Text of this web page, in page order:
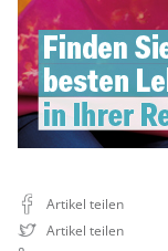
Artikel teilen
Artikel teilen